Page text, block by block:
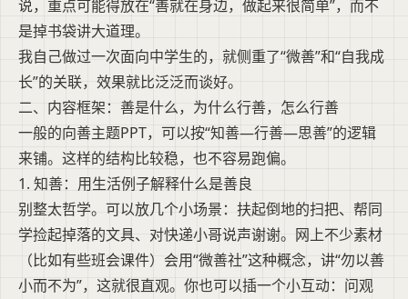
说，重点可能得放在“善就在身边，做起来很简单”，而不
是掉书袋讲大道理。
我自己做过一次面向中学生的，就侧重了“微善”和“自我成
长”的关联，效果就比泛泛而谈好。
二、内容框架：善是什么，为什么行善，怎么行善
一般的向善主题PPT，可以按“知善—行善—思善”的逻辑
来铺。这样的结构比较稳，也不容易跑偏。
1. 知善：用生活例子解释什么是善良
别整太哲学。可以放几个小场景：扶起倒地的扫把、帮同
学捡起掉落的文具、对快递小哥说声谢谢。网上不少素材
（比如有些班会课件）会用“微善社”这种概念，讲“勿以善
小而不为”，这就很直观。你也可以插一个小互动：问观